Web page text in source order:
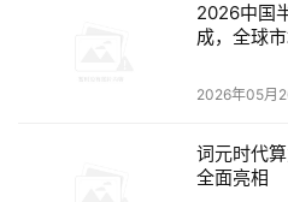
彼此间的合作，日前就
器及自动磁带加载设备追加签
US Modular日前发布了
2026中国
成，全球
2026年05月
词元时代
全面亮相